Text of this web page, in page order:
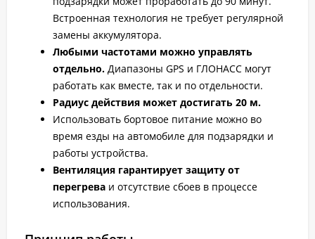
Встроенная технология не требует регулярной
замены аккумулятора.
Любыми частотами можно управлять
отдельно. Диапазоны GPS и ГЛОНАСС могут
работать как вместе, так и по отдельности.
Радиус действия может достигать 20 м.
Использовать бортовое питание можно во
время езды на автомобиле для подзарядки и
работы устройства.
Вентиляция гарантирует защиту от
перегрева и отсутствие сбоев в процессе
использования.